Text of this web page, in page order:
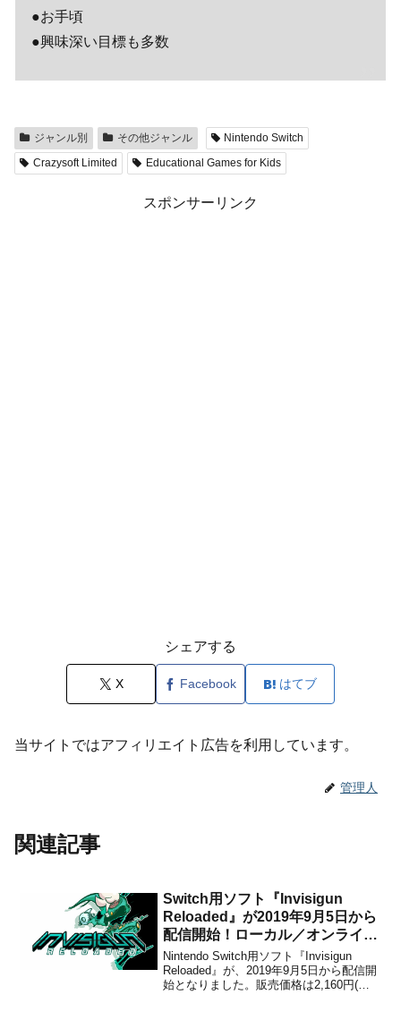
●お手頃
●興味深い目標も多数
ジャンル別 その他ジャンル
Nintendo Switch
Crazysoft Limited
Educational Games for Kids
スポンサーリンク
シェアする
X Facebook はてブ
当サイトではアフィリエイト広告を利用しています。
管理人
関連記事
Switch用ソフト『Invisigun
Reloaded』が2019年9月5日から
配信開始！ローカル／オンライン
マルチプレイに対応した対戦型ア
クションゲーム
Nintendo Switch用ソフト『Invisigun
Reloaded』が、2019年9月5日から配信開
始となりました。販売価格は2,160円(税